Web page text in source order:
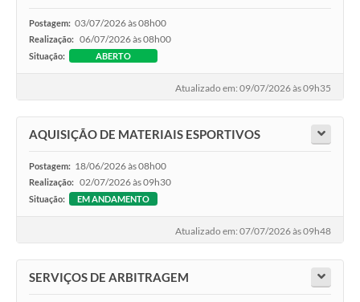
Postagem: 03/07/2026 às 08h00
Realização: 06/07/2026 às 08h00
Situação: ABERTO
Atualizado em: 09/07/2026 às 09h35
AQUISIÇÃO DE MATERIAIS ESPORTIVOS
Postagem: 18/06/2026 às 08h00
Realização: 02/07/2026 às 09h30
Situação: EM ANDAMENTO
Atualizado em: 07/07/2026 às 09h48
SERVIÇOS DE ARBITRAGEM